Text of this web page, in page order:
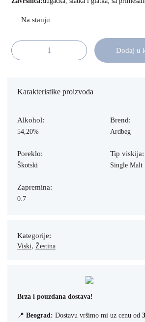
Ardbeg Uigeadail 70cl količinaDodaj u
Karakteristike proizvoda
Alkohol:
54,20%
Brend:
Ardbeg
Poreklo:
Škotski
Tip viskija:
Single Malt
Zapremina:
0.7
Kategorije:
Viski, Žestina
Brza i pouzdana dostava!
📍 Beograd: Dostavu vršimo mi uz cenu od